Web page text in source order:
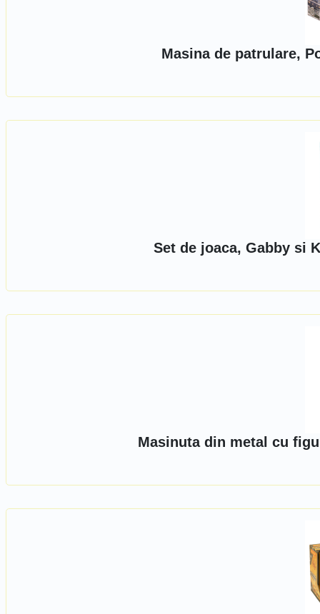
Masina de patrulare,
Set de joaca, Gabby si
Masinuta din metal cu